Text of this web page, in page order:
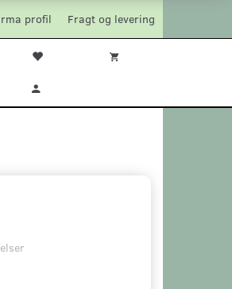
Fragt og levering
profil